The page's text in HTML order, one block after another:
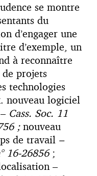
se montre
du
d’engager une
d’exemple, un
à reconnaître
projets
technologies
nouveau logiciel
Cass. Soc. 11
; nouveau
de travail –
16-26856;
–